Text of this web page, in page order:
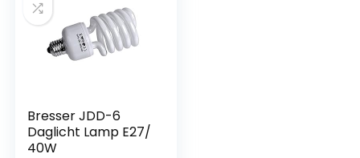
Bresser JDD-6
Daglicht Lamp E27/
40W